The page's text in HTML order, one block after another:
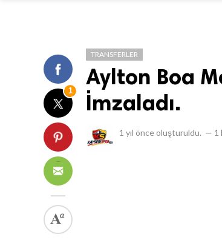
1
TRANSFERLER
Aylton Boa
İmzaladı.
1 yıl önce oluşturuldu. — 1